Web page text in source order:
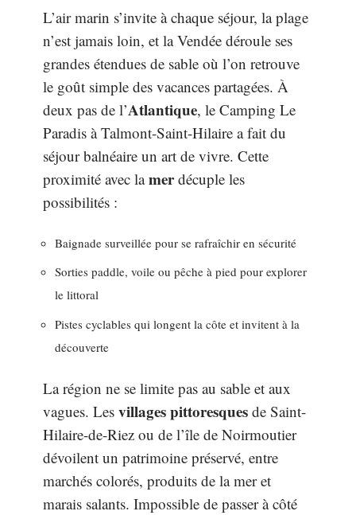
L’air marin s’invite à chaque séjour, la plage
n’est jamais loin, et la Vendée déroule ses
grandes étendues de sable où l’on retrouve
le goût simple des vacances partagées. À
deux pas de l’Atlantique, le Camping Le
Paradis à Talmont-Saint-Hilaire a fait du
séjour balnéaire un art de vivre. Cette
proximité avec lamerdécuple les
possibilités :
Baignade surveillée pour se rafraîchir en sécurité
Sorties paddle, voile ou pêche à pied pour explorer
le littoral
Pistes cyclables qui longent la côte et invitent à la
découverte
La région ne se limite pas au sable et aux
vagues. Les villages pittoresques de Saint-
Hilaire-de-Riez ou de l’île de Noirmoutier
dévoilent un patrimoine préservé, entre
marchés colorés, produits de la mer et
marais salants. Impossible de passer à côté